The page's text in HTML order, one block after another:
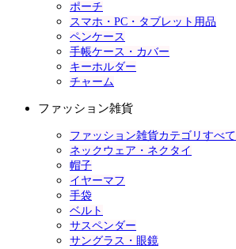
ポーチ
スマホ・PC・タブレット用品
ペンケース
手帳ケース・カバー
キーホルダー
チャーム
ファッション雑貨
ファッション雑貨カテゴリすべて
ネックウェア・ネクタイ
帽子
イヤーマフ
手袋
ベルト
サスペンダー
サングラス・眼鏡